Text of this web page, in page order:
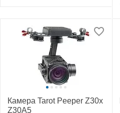
Камера Tarot Peeper Z30x
Z30A5